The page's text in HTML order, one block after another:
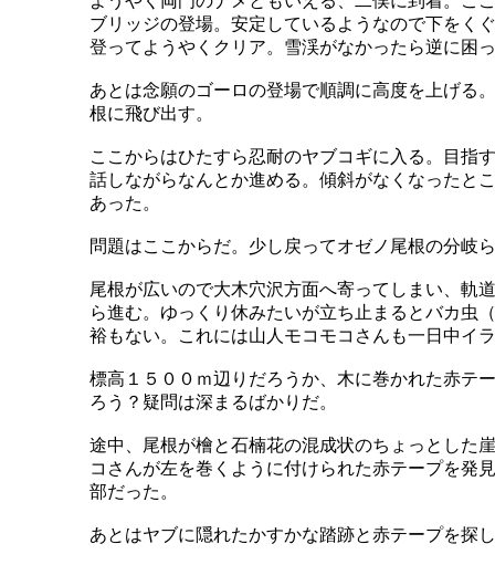
ブリッジの登場。安定しているようなので下をく
登ってようやくクリア。雪渓がなかったら逆に困
あとは念願のゴーロの登場で順調に高度を上げる
根に飛び出す。
ここからはひたすら忍耐のヤブコギに入る。目指
話しながらなんとか進める。傾斜がなくなったと
あった。
問題はここからだ。少し戻ってオゼノ尾根の分岐
尾根が広いので大木穴沢方面へ寄ってしまい、軌
ら進む。ゆっくり休みたいが立ち止まるとバカ虫
裕もない。これには山人モコモコさんも一日中イ
標高１５００ｍ辺りだろうか、木に巻かれた赤テ
ろう？疑問は深まるばかりだ。
途中、尾根が檜と石楠花の混成状のちょっとした
コさんが左を巻くように付けられた赤テープを発
部だった。
あとはヤブに隠れたかすかな踏跡と赤テープを探